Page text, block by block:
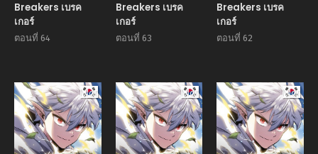
Breakers เบรค
เกอร์
ตอนที่ 64
Breakers เบรค
เกอร์
ตอนที่ 63
Breakers เบรค
เกอร์
ตอนที่ 62
Manhwa Manhwa